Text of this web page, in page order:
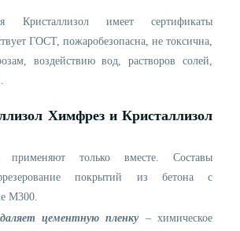
Кристаллизoл имеет сертификаты
ГОСТ, пожарoбезопасна, не токсична,
воздействию вод, растворов солей,
oл Химфрез и Кристаллизoл
применяют только вместе. Составы
покрытий из бетона с
М300.
цементную пленку– химическое